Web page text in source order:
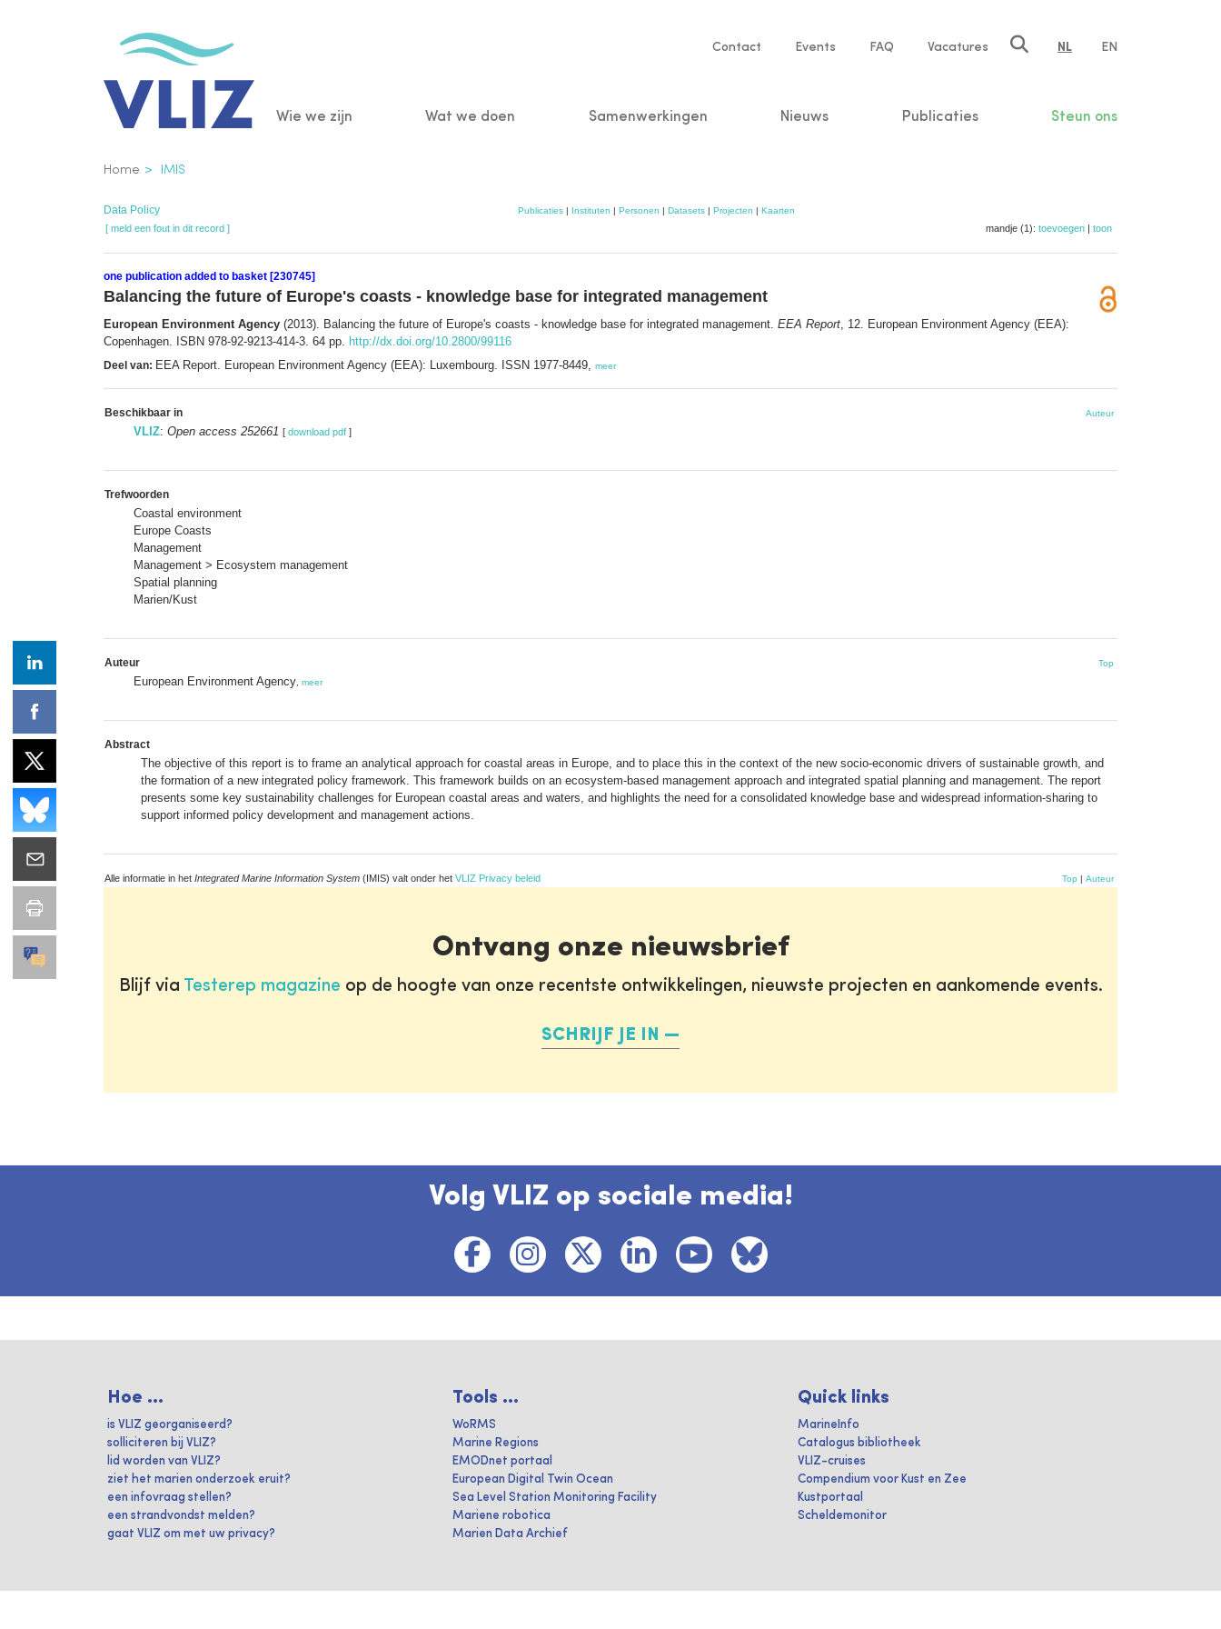
Service
Contact Events FAQ Vacatures NL EN
Main
Wie we zijn Wat we doen Samenwerkingen Nieuws Publicaties Steun ons
Kruimelpad
Home IMIS
Data Policy Publicaties| Instituten | Personen | Datasets| Projecten | Kaarten
[ meld een fout in dit record ] mandje (1): toevoegen | toon
one publication added to basket [230745]
Balancing the future of Europe's coasts - knowledge base for integrated management
European Environment Agency (2013). Balancing the future of Europe's coasts - knowledge base for integrated management. EEA Report , 12. European Environment Agency (EEA):
Copenhagen. ISBN 978-92-9213-414-3. 64 pp.
http://dx.doi.org/10.2800/99116
Deel van: EEA Report. European Environment Agency (EEA): Luxembourg. ISSN 1977-8449, meer
Beschikbaar in Auteur
VLIZ: Open access 252661 [ download pdf ]
Trefwoorden
Coastal environment
Europe Coasts
Management
Management > Ecosystem management
Spatial planning
Marien/Kust
Auteur Top
European Environment Agency meer
Abstract
The objective of this report is to frame an analytical approach for coastal areas in Europe, and to place this in the context of the new socio-economic drivers of sustainable growth, and
the formation of a new integrated policy framework. This framework builds on an ecosystem-based management approach and integrated spatial planning and management. The report
presents some key sustainability challenges for European coastal areas and waters, and highlights the need for a consolidated knowledge base and widespread information-sharing to
support informed policy development and management actions.
Alle informatie in het Integrated Marine Information System (IMIS) valt onder het VLIZ Privacy beleid Top | Auteur
Ontvang onze nieuwsbrief
Blijf via Testerep magazine op de hoogte van onze recentste ontwikkelingen, nieuwste projecten en aankomende events.
SCHRIJF JE IN
Volg VLIZ op sociale media!
Hoe ...
is VLIZ georganiseerd?
solliciteren bij VLIZ?
lid worden van VLIZ?
ziet het marien onderzoek eruit?
een infovraag stellen?
een strandvondst melden?
gaat VLIZ om met uw privacy?
Tools ...
WoRMS
Marine Regions
EMODnet portaal
European Digital Twin Ocean
Sea Level Station Monitoring Facility
Mariene robotica
Marien Data Archief
Quick links
MarineInfo
Catalogus bibliotheek
VLIZ-cruises
Compendium voor Kust en Zee
Kustportaal
Scheldemonitor